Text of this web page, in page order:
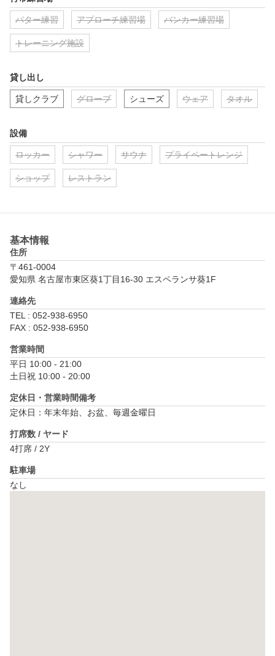
パター練習 アプローチ練習場 バンカー練習場
トレーニング施設
貸し出し
貸しクラブ グローブ シューズ ウェア タオル
設備
ロッカー シャワー サウナ プライベートレンジ
ショップ レストラン
基本情報
住所
〒461-0004
愛知県 名古屋市東区葵1丁目16-30 エスペランサ葵1F
連絡先
TEL : 052-938-6950
FAX : 052-938-6950
営業時間
平日 10:00 - 21:00
土日祝 10:00 - 20:00
定休日・営業時間備考
定休日：年末年始、お盆、毎週金曜日
打席数 / ヤード
4打席 / 2Y
駐車場
なし